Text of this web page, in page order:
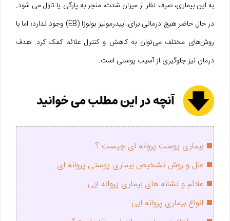
به این بیماری، صرف نظر از میزان شدت، منجر به پارگی یا تاول می‌ شود.
در حال حاضر هیچ درمانی برای اپیدرمولیز بولوزا (EB) وجود ندارد؛ اما با
روش‌های مختلف می‌توان به کاهش و کنترل علائم کمک کرد. هدف
درمان نیز جلوگیری از آسیب پوستی است.
بیماری پوست پروانه ای چیست ؟
علل و روش تشخیص بیماری پوستی پروانه ای
علائم و نشانه‌ های بیماری پروانه ایی
انواع بیماری پروانه ایی